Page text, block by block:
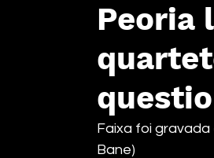
Peoria
Faixa foi gravada
Bane)